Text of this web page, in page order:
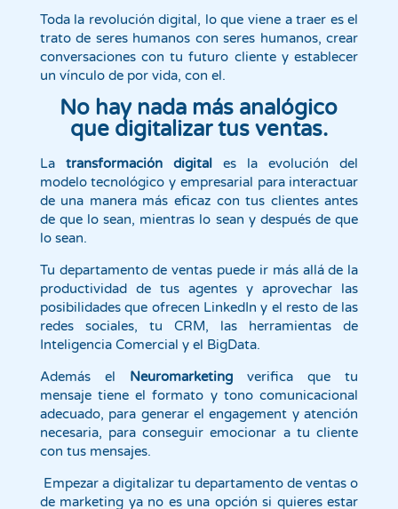
Toda la revolución digital, lo que viene a traer es el
trato de seres humanos con seres humanos, crear
conversaciones con tu futuro cliente y establecer
un vínculo de por vida, con el.
No hay nada más analógico
que digitalizar tus ventas.
Latransformación digitales la evolución del
modelo tecnológico y empresarial para interactuar
de una manera más eficaz con tus clientes antes
de que lo sean, mientras lo sean y después de que
lo sean.
Tu departamento de ventas puede ir más allá de la
productividad de tus agentes y aprovechar las
posibilidades que ofrecen LinkedIn y el resto de las
redes sociales, tu CRM, las herramientas de
Inteligencia Comercial y el BigData.
Además el Neuromarketingverifica que tu
mensaje tiene el formato y tono comunicacional
adecuado, para generar el engagement y atención
necesaria, para conseguir emocionar a tu cliente
con tus mensajes.
Empezar a digitalizar tu departamento de ventas o
de marketing ya no es una opción si quieres estar